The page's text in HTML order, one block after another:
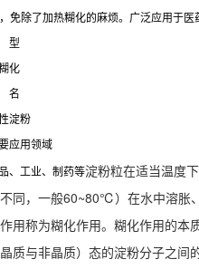
除了加热糊化的麻烦。广泛应用于
型
化
名
淀粉
应用领域
、工业、制药等淀粉粒在适当温度
同，一般60~80℃）在水中溶胀
用称为糊化作用。糊化作用的本
晶质与非晶质）态的淀粉分子之间